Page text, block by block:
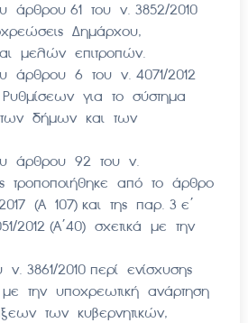
άρθρου 61 του ν. 3852/2010
Δημάρχου,
μελών επιτροπών.
άρθρου 6 του ν. 4071/2012
για το σύστημα
των δήμων και των
άρθρου 92 του ν.
τροποποιήθηκε από το άρθρο
(Α 107) και της παρ. 3 ε΄
2012 (Α΄40) σχετικά με την
ν. 3861/2010 περί ενίσχυσης
με την υποχρεωτική ανάρτηση
των κυβερνητικών,